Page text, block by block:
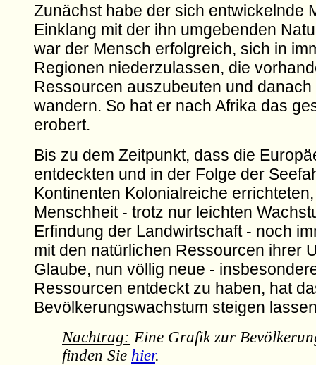
Zunächst habe der sich entwickelnde
Einklang mit der ihn umgebenden
war der Mensch erfolgreich, sich in
Regionen niederzulassen, die
Ressourcen auszubeuten und
wandern. So hat er nach Afrika das
erobert.
Bis zu dem Zeitpunkt, dass die
entdeckten und in der Folge der
Kontinenten Kolonialreiche
Menschheit - trotz nur leichten
Erfindung der Landwirtschaft - noch
mit den natürlichen Ressourcen ihrer
Glaube, nun völlig neue -
Ressourcen entdeckt zu haben, hat
Bevölkerungswachstum steigen
Nachtrag: Eine Grafik zur
finden Sie hier.